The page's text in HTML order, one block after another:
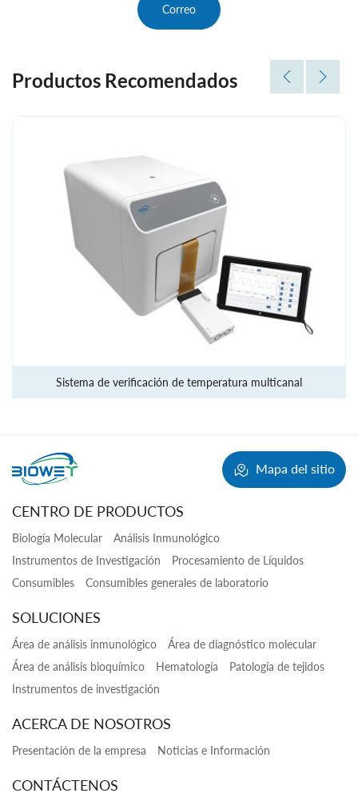
Correo
Productos Recomendados
Sistema de verificación de temperatura multicanal
Mapa del sitio
CENTRO DE PRODUCTOS
Biología Molecular
Análisis Inmunológico
Instrumentos de Investigación
Procesamiento de Líquidos
Consumibles
Consumibles generales de laboratorio
SOLUCIONES
Área de análisis inmunológico
Área de diagnóstico molecular
Área de análisis bioquímico
Hematología
Patología de tejidos
Instrumentos de investigación
ACERCA DE NOSOTROS
Presentación de la empresa Noticias e Información
CONTÁCTENOS